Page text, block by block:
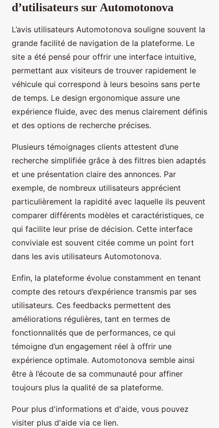
d’utilisateurs sur Automotonova
L’avis utilisateurs Automotonova souligne souvent la
grande facilité de navigation de la plateforme. Le
site a été pensé pour offrir une interface intuitive,
permettant aux visiteurs de trouver rapidement le
véhicule qui correspond à leurs besoins sans perte
de temps. Le design ergonomique assure une
expérience fluide, avec des menus clairement définis
et des options de recherche précises.
Plusieurs témoignages clients attestent d’une
recherche simplifiée grâce à des filtres bien adaptés
et une présentation claire des annonces. Par
exemple, de nombreux utilisateurs apprécient
particulièrement la rapidité avec laquelle ils peuvent
comparer différents modèles et caractéristiques, ce
qui facilite leur prise de décision. Cette interface
conviviale est souvent citée comme un point fort
dans les avis utilisateurs Automotonova.
Enfin, la plateforme évolue constamment en tenant
compte des retours d’expérience transmis par ses
utilisateurs. Ces feedbacks permettent des
améliorations régulières, tant en termes de
fonctionnalités que de performances, ce qui
témoigne d’un engagement réel à offrir une
expérience optimale. Automotonova semble ainsi
être à l’écoute de sa communauté pour affiner
toujours plus la qualité de sa plateforme.
Pour plus d'informations et d'aide, vous pouvez
visiter plus d'aide via ce lien.